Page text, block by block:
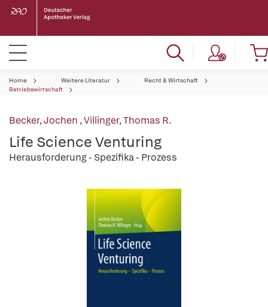
Home Weitere Literatur
Recht & Wirtschaft
Betriebswirtschaft
Becker, Jochen ,Villinger, Thomas R.
Life Science Venturing
Herausforderung - Spezifika - Prozess